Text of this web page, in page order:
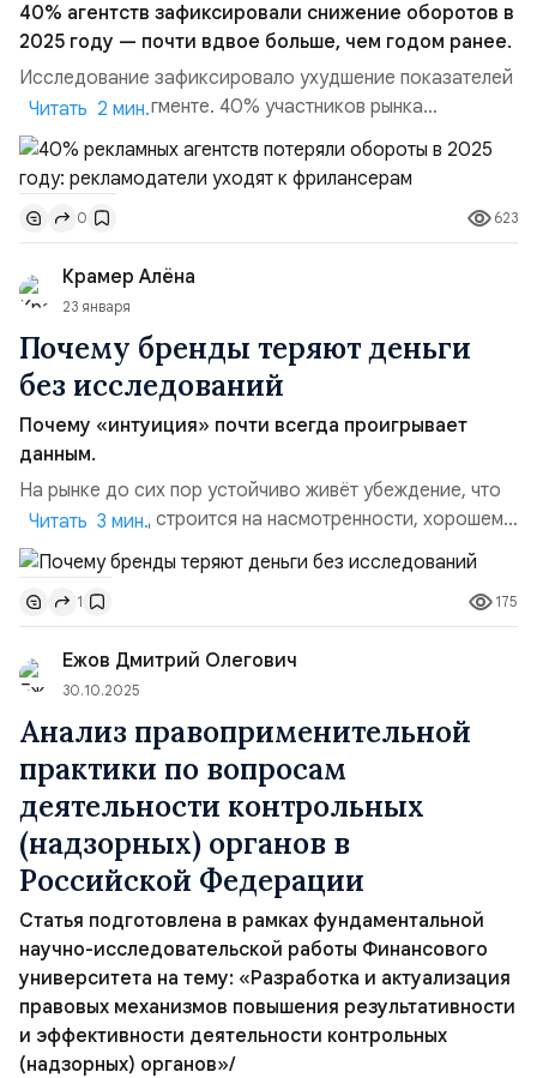
40% агентств зафиксировали снижение оборотов в
2025 году — почти вдвое больше, чем годом ранее.
Исследование зафиксировало ухудшение показателей
в агентском сегменте. 40% участников рынка
сообщили о сокращении оборотов, причём у каждого
шестого (17%) падение превысило 50% — вдвое
больше, чем годом ранее. 61% рекламодателей
заявляют, что не могут позволить себе агентство из‑за
бюджетных ограничений. 58% ведут рекламу
полностью in-house, ещё 30...
Читать 2 мин.
0 623
Крамер Алёна
23 января
Почему бренды теряют деньги
без исследований
Почему «интуиция» почти всегда проигрывает
данным.
На рынке до сих пор устойчиво живёт убеждение, что
сильный бренд строится на насмотренности, хорошем
вкусе и предпринимательской интуиции. Эту логику
часто подкрепляют историями «успешных кейсов», где
решения якобы принимались на ощущениях и «чутье».
Проблема в том, что за кадром почти всегда остаётся
главное: контекст, данные и системная работа с ...
Читать 3 мин.
1 175
Ежов Дмитрий Олегович
30.10.2025
Анализ правоприменительной
практики по вопросам
деятельности контрольных
(надзорных) органов в
Российской Федерации
Статья подготовлена в рамках фундаментальной
научно-исследовательской работы Финансового
университета на тему: «Разработка и актуализация
правовых механизмов повышения результативности
и эффективности деятельности контрольных
(надзорных) органов»/